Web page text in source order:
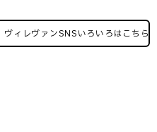
ァンSNSいろいろはこちら！